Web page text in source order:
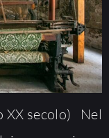
XX secolo) Nel